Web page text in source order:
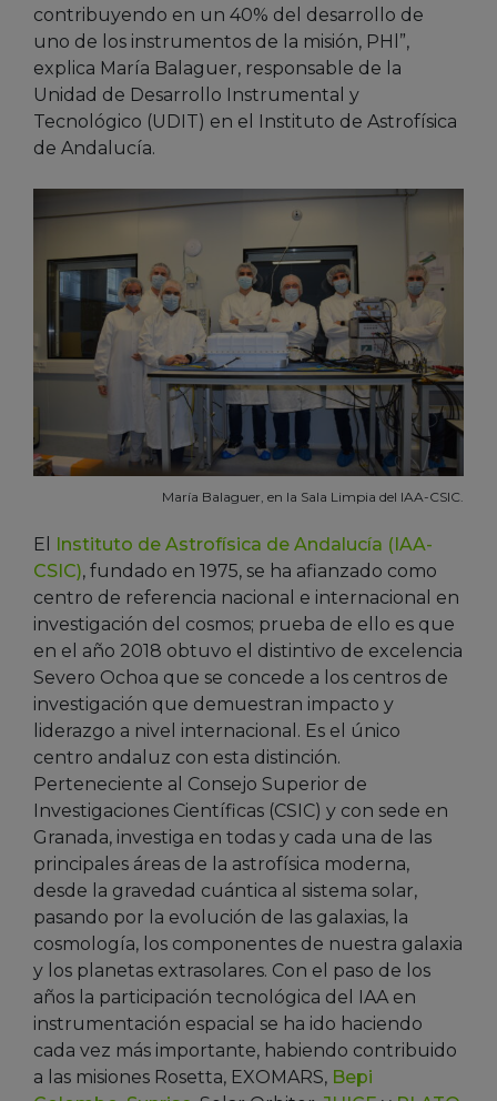
contribuyendo en un 40% del desarrollo de
uno de los instrumentos de la misión, PHl”,
explica María Balaguer, responsable de la
Unidad de Desarrollo Instrumental y
Tecnológico (UDIT) en el Instituto de Astrofísica
de Andalucía.
María Balaguer, en la Sala Limpia del IAA-CSIC.
El
Instituto de Astrofísica de Andalucía (IAA-
CSIC), fundado en 1975, se ha afianzado como
centro de referencia nacional e internacional en
investigación del cosmos; prueba de ello es que
en el año 2018 obtuvo el distintivo de excelencia
Severo Ochoa que se concede a los centros de
investigación que demuestran impacto y
liderazgo a nivel internacional. Es el único
centro andaluz con esta distinción.
Perteneciente al Consejo Superior de
Investigaciones Científicas (CSIC) y con sede en
Granada, investiga en todas y cada una de las
principales áreas de la astrofísica moderna,
desde la gravedad cuántica al sistema solar,
pasando por la evolución de las galaxias, la
cosmología, los componentes de nuestra galaxia
y los planetas extrasolares. Con el paso de los
años la participación tecnológica del IAA en
instrumentación espacial se ha ido haciendo
cada vez más importante, habiendo contribuido
a las misiones Rosetta, EXOMARS, Bepi